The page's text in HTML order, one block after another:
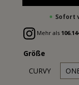
Sofort
Mehr als
Größe
CURVY